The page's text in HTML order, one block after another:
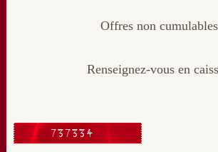
Offres non cumulables
Renseignez-vous en